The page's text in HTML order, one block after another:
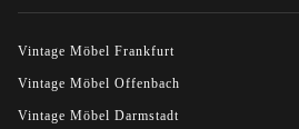
Vintage Möbel Frankfurt
Vintage Möbel Offenbach
Vintage Möbel Darmstadt